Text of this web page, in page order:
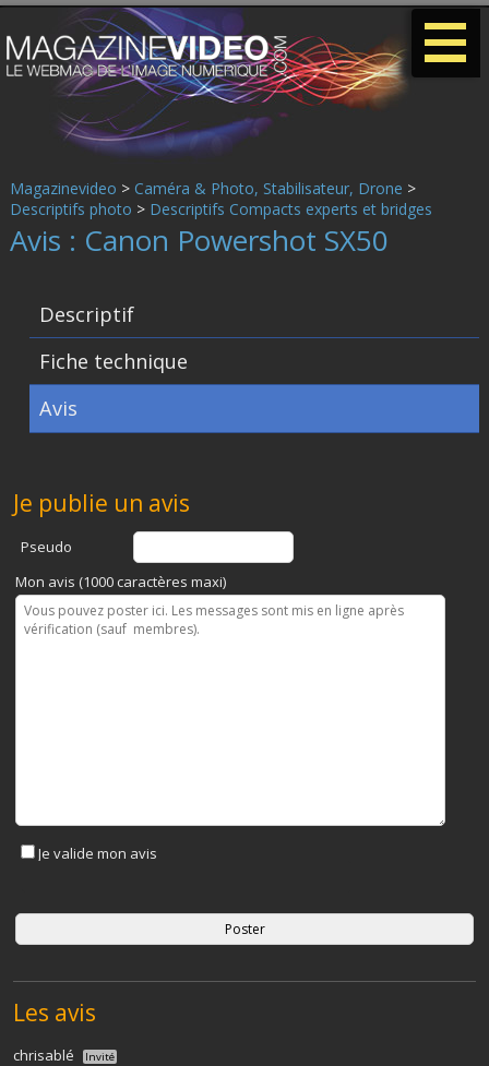
Magazinevideo > Caméra & Photo, Stabilisateur, Drone >
Descriptifs photo > Descriptifs Compacts experts et bridges
Avis : Canon Powershot SX50
Descriptif
Fiche technique
Avis
Je publie un avis
Pseudo
Mon avis (1000 caractères maxi)
Je valide mon avis
Les avis
chrisablé Invité
-
-
-